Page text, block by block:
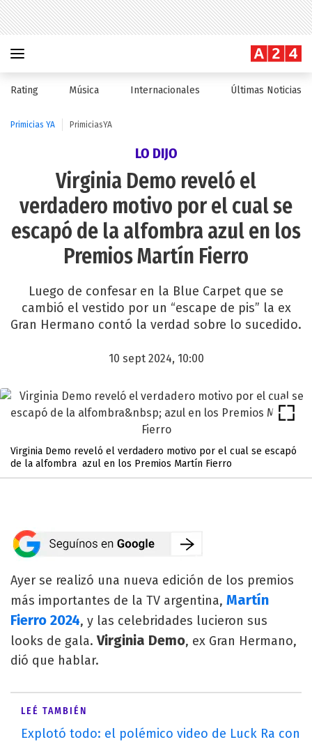
Rating Música Internacionales Últimas Noticias
Primicias YA PrimiciasYA
LO DIJO
Virginia Demo reveló el
verdadero motivo por el cual se
escapó de la alfombra azul en los
Premios Martín Fierro
Luego de confesar en la Blue Carpet que se
cambió el vestido por un “escape de pis” la ex
Gran Hermano contó la verdad sobre lo sucedido.
10 sept 2024, 10:00
Virginia Demo reveló el verdadero motivo por el cual se escapó
de la alfombra azul en los Premios Martín Fierro
Ayer se realizó una nueva edición de los premios
más importantes de la TV argentina, Martín
Fierro 2024, y las celebridades lucieron sus
looks de gala.Virginia Demo, ex Gran Hermano,
dió que hablar.
LEÉ TAMBIÉN
Explotó todo: el polémico video de Luck Ra con